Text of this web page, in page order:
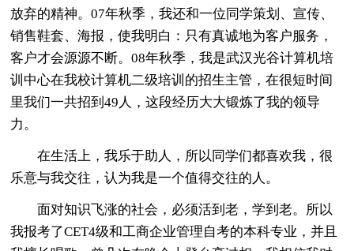
放弃的精神。07年秋季，我还和一位同学策划、宣传、
销售鞋套、海报，使我明白：只有真诚地为客户服务，
客户才会源源不断。08年秋季，我是武汉光谷计算机培
训中心在我校计算机二级培训的招生主管，在很短时间
里我们一共招到49人，这段经历大大锻炼了我的领导
力。
在生活上，我乐于助人，所以同学们都喜欢我，很
乐意与我交往，认为我是一个值得交往的人。
面对知识飞涨的社会，必须活到老，学到老。所以
我报考了CET4级和工商企业管理自考的本科专业，并且